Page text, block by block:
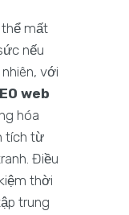
thể mất
nếu
với
web
hóa
tích từ
Điều
thời
trung